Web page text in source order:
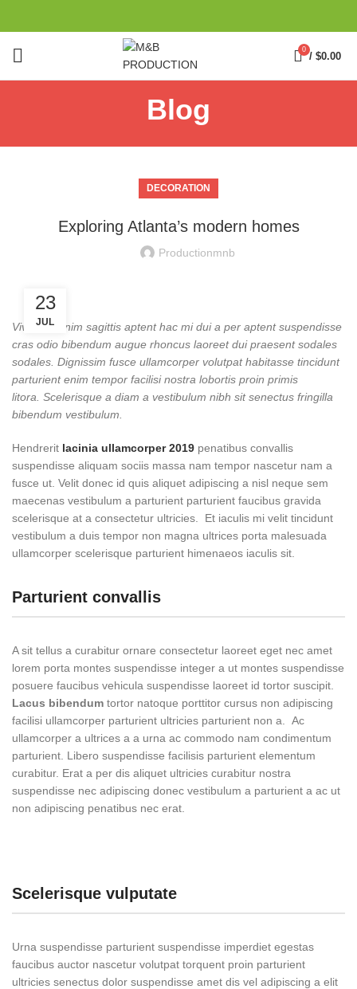
0
/ $0.00
Blog
DECORATION
Exploring Atlanta’s modern homes
Productionmnb
23
JUL
Vivamus enim sagittis aptent hac mi dui a per aptent suspendisse
cras odio bibendum augue rhoncus laoreet dui praesent sodales
sodales. Dignissim fusce ullamcorper volutpat habitasse tincidunt
parturient enim tempor facilisi nostra lobortis proin primis
litora. Scelerisque a diam a vestibulum nibh sit senectus fringilla
bibendum vestibulum.
Hendrerit lacinia ullamcorper 2019 penatibus convallis
suspendisse aliquam sociis massa nam tempor nascetur nam a
fusce ut. Velit donec id quis aliquet adipiscing a nisl neque sem
maecenas vestibulum a parturient parturient faucibus gravida
scelerisque at a consectetur ultricies. Et iaculis mi velit tincidunt
vestibulum a duis tempor non magna ultrices porta malesuada
ullamcorper scelerisque parturient himenaeos iaculis sit.
Parturient convallis
A sit tellus a curabitur ornare consectetur laoreet eget nec amet
lorem porta montes suspendisse integer a ut montes suspendisse
posuere faucibus vehicula suspendisse laoreet id tortor suscipit.
Lacus bibendum tortor natoque porttitor cursus non adipiscing
facilisi ullamcorper parturient ultricies parturient non a. Ac
ullamcorper a ultrices a a urna ac commodo nam condimentum
parturient. Libero suspendisse facilisis parturient elementum
curabitur. Erat a per dis aliquet ultricies curabitur nostra
suspendisse nec adipiscing donec vestibulum a parturient a ac ut
non adipiscing penatibus nec erat.
Scelerisque vulputate
Urna suspendisse parturient suspendisse imperdiet egestas
faucibus auctor nascetur volutpat torquent proin parturient
ultricies senectus dolor suspendisse amet dis vel adipiscing a elit